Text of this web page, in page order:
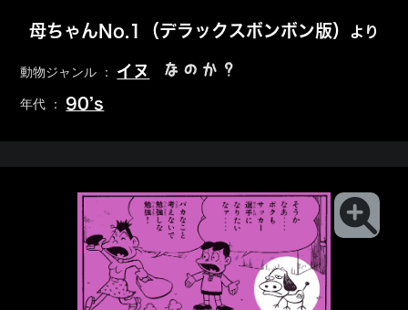
母ちゃんNo.1（デラックスボンボン版） より
動物ジャンル ： イヌ なのか？
年代 ： 90’s